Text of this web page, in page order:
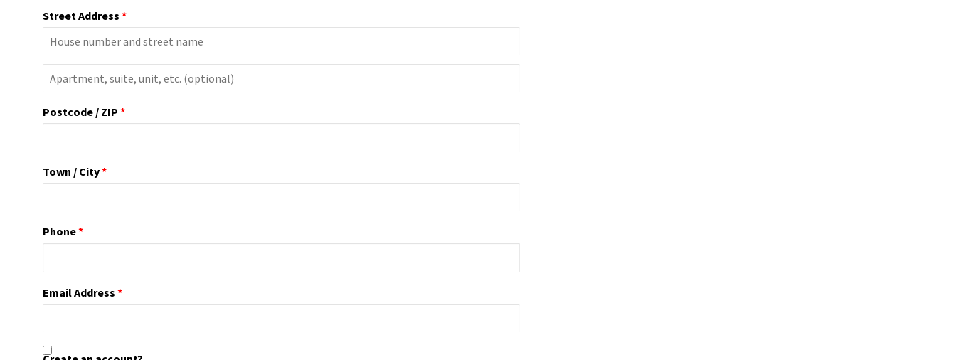
Street Address *
Apartment,
Unit,
Postcode / ZIP *
Town / City*
Phone*
Email Address *